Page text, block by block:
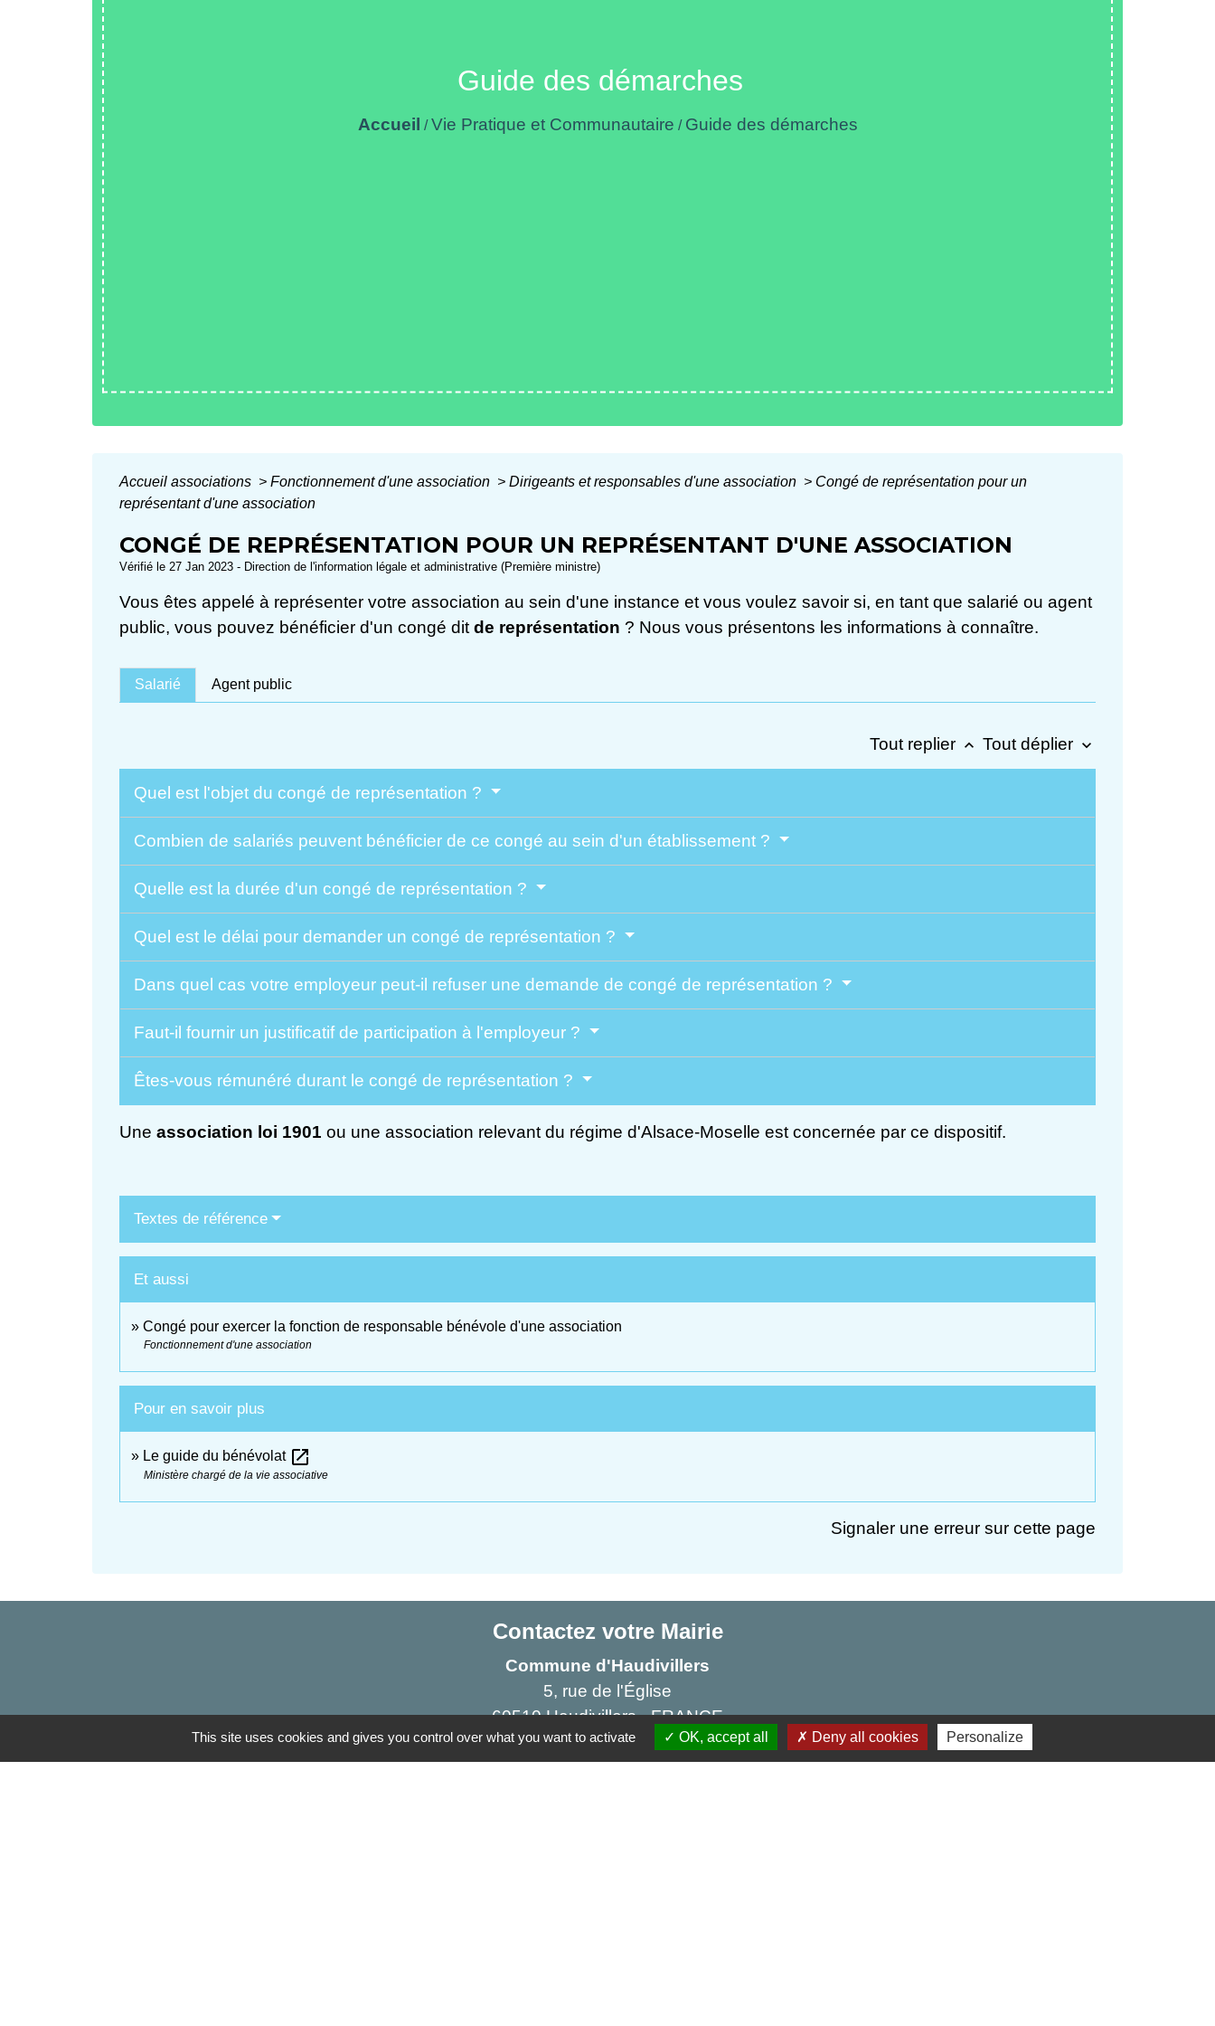
Guide des démarches
Accueil /Vie Pratique et Communautaire / Guide des démarches
Accueil associations > Fonctionnement d'une association > Dirigeants et responsables d'une association > Congé de représentation pour un
représentant d'une association
CONGÉ DE REPRÉSENTATION POUR UN REPRÉSENTANT D'UNE ASSOCIATION
Vérifié le 27 Jan 2023 - Direction de l'information légale et administrative (Première ministre)
Vous êtes appelé à représenter votre association au sein d'une instance et vous voulez savoir si, en tant que salarié ou agent
public, vous pouvez bénéficier d'un congé dit de représentation ? Nous vous présentons les informations à connaître.
Salarié Agent public
Tout replier keyboard_arrow_up Tout déplier keyboard_arrow_down
Quel est l'objet du congé de représentation ?
Combien de salariés peuvent bénéficier de ce congé au sein d'un établissement ?
Quelle est la durée d'un congé de représentation ?
Quel est le délai pour demander un congé de représentation ?
Dans quel cas votre employeur peut-il refuser une demande de congé de représentation ?
Faut-il fournir un justificatif de participation à l'employeur ?
Êtes-vous rémunéré durant le congé de représentation ?
Une association loi 1901 ou une association relevant du régime d'Alsace-Moselle est concernée par ce dispositif.
Textes de référence
Et aussi
Congé pour exercer la fonction de responsable bénévole d'une association
Fonctionnement d'une association
Pour en savoir plus
Le guide du bénévolat open_in_new
Ministère chargé de la vie associative
Signaler une erreur sur cette page
Contactez votre Mairie
Commune d'Haudivillers
5, rue de l'Église
60510 Haudivillers - FRANCE
+33 3 44 80 40 34
This site uses cookies and gives you control over what you want to activate OK, accept all Deny all cookies Personalize